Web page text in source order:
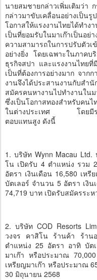
นายสมชายกล่าวเพิ่มเติมว่า
กล่าวมาขับเคลื่อนอย่างเป็น
โอกาสให้แรงงานไทยได้ทำ
เป็นที่ยอมรับในมาเก๊าเป็นอ
ความสามารถในการปรับตั
อย่างยิ่ง โดยเฉพาะในภาค
ธุรกิจสปา และแรงงานไทย
เป็นที่ต้องการอย่างมาก จาก
งานจึงได้ประสานงานกับสำ
สมัครคนหางานไปทำงานใ
ซึ่งเป็นโอกาสทองสำหรับคน
ในต่างประเทศ โดยมีราย
ตอบแทนสูง ดังนี้
1. บริษัท Wynn Macau Ltd.
โน เปิดรับ 4 ตำแหน่ง รวม
อัตรา เงินเดือน 16,580 เห
บัตเลอร์ จำนวน 5 อัตรา เงิ
74,719 บาท เปิดรับสมัครระ
2. บริษัท COD Resorts
วงจร คาสิโน ร้านค้า ร้าน
ตำแหน่ง 25 อัตรา อาทิ บัต
มาเก๊า หรือประมาณ
เหรียญมาเก๊า หรือประมาณ
30 มิถุนายน 2568